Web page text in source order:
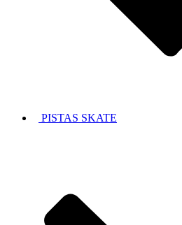
PISTAS SKATE